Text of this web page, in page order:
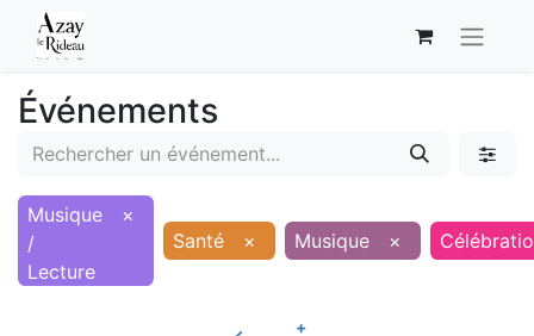
Événements
Musique
/
Lecture
×
Santé
× Musique ×